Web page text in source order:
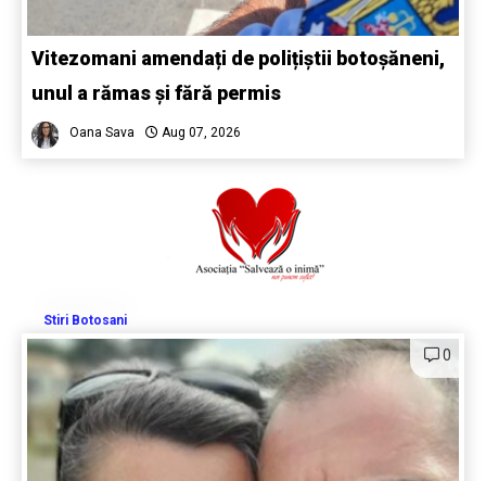
Vitezomani amendați de polițiștii botoșăneni,
unul a rămas și fără permis
Oana Sava Aug 07, 2026
Stiri Botosani
0